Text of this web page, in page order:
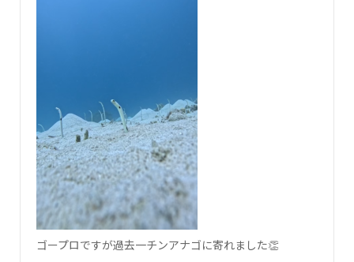
ゴープロですが過去一チンアナゴに寄れました👏